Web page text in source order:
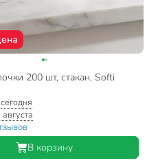
200 шт, стакан, Softi
сегодня
августа
В корзину